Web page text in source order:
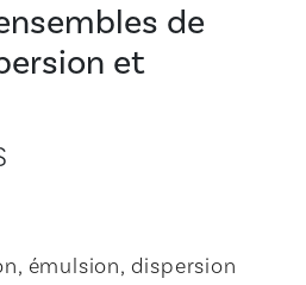
de
et
émulsion, dispersion